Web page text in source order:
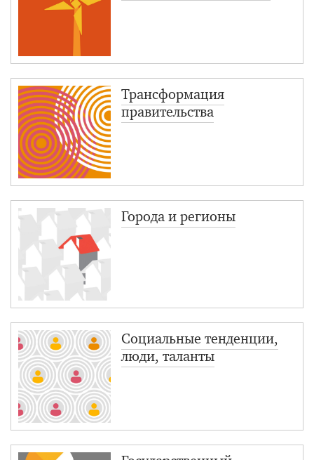
Трансформация
правительства
Города и регионы
Социальные тенденции,
люди, таланты